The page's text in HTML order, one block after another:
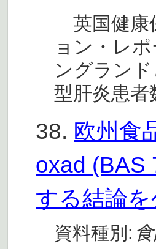
英国健康
ョン・レ
ングラン
型肝炎患者
38. 欧州食
oxad (BAS
する結論
資料種別: